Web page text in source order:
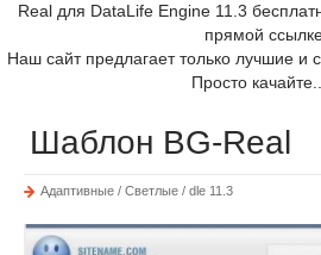
Real для DataLife Engine 11.3
прямой
Наш сайт предлагает только лучшие и
Просто
Шаблон BG-Real
Адаптивные / Светлые / dle 11.3